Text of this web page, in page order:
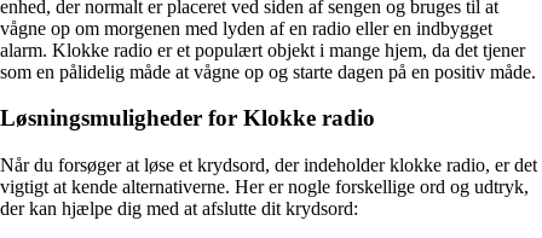
enhed, der normalt er placeret ved siden af ​​sengen og bruges til at
vågne op om morgenen med lyden af ​​en radio eller en indbygget
alarm. Klokke radio er et populært objekt i mange hjem, da det tjener
som en pålidelig måde at vågne op og starte dagen på en positiv måde.
Løsningsmuligheder for Klokke radio
Når du forsøger at løse et krydsord, der indeholder klokke radio, er det
vigtigt at kende alternativerne. Her er nogle forskellige ord og udtryk,
der kan hjælpe dig med at afslutte dit krydsord: